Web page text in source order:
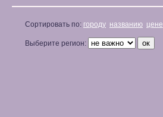
Сортировать по: городу названию цене
Выберите регион: